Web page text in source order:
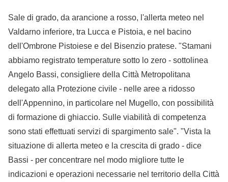
Sale di grado, da arancione a rosso, l'allerta meteo nel
Valdarno inferiore, tra Lucca e Pistoia, e nel bacino
dell'Ombrone Pistoiese e del Bisenzio pratese. "Stamani
abbiamo registrato temperature sotto lo zero - sottolinea
Angelo Bassi, consigliere della Città Metropolitana
delegato alla Protezione civile - nelle aree a ridosso
dell'Appennino, in particolare nel Mugello, con possibilità
di formazione di ghiaccio. Sulle viabilità di competenza
sono stati effettuati servizi di spargimento sale". "Vista la
situazione di allerta meteo e la crescita di grado - dice
Bassi - per concentrare nel modo migliore tutte le
indicazioni e operazioni necessarie nel territorio della Città